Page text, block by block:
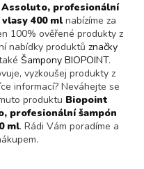
profesionální
400 ml nabízíme za
100% ověřené produkty z
nabídky produktů značky
Šampony BIOPOINT.
vyzkoušej produkty z
informací? Neváhejte se
produktu Biopoint
profesionální šampón
ml. Rádi Vám poradíme a